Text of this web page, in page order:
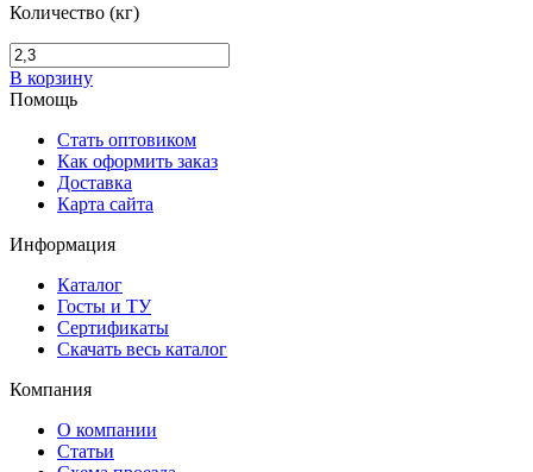
Количество (кг)
В корзину
Помощь
Стать оптовиком
Как оформить заказ
Доставка
Карта сайта
Информация
Каталог
Госты и ТУ
Сертификаты
Скачать весь каталог
Компания
О компании
Статьи